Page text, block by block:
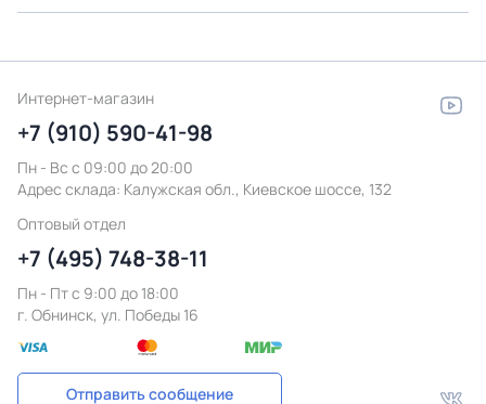
Интернет-магазин
+7 (910) 590-41-98
Пн - Вс с 09:00 до 20:00
Адрес склада: Калужская обл., Киевское шоссе, 132
Оптовый отдел
+7 (495) 748-38-11
Пн - Пт c 9:00 до 18:00
г. Обнинск, ул. Победы 16
Отправить сообщение